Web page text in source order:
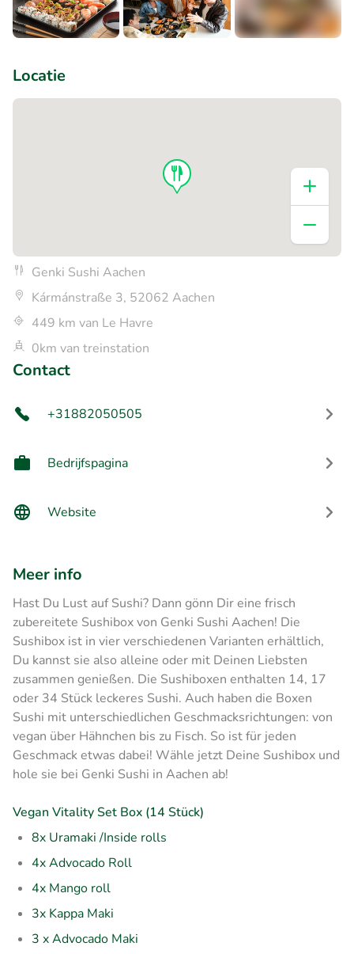
Locatie
Genki Sushi Aachen
Kármánstraße 3, 52062 Aachen
449 km van Le Havre
0km van treinstation
Contact
+31882050505
Bedrijfspagina
Website
Meer info
Hast Du Lust auf Sushi? Dann gönn Dir eine frisch
zubereitete Sushibox von Genki Sushi Aachen! Die
Sushibox ist in vier verschiedenen Varianten erhältlich,
Du kannst sie also alleine oder mit Deinen Liebsten
zusammen genießen. Die Sushiboxen enthalten 14, 17
oder 34 Stück leckeres Sushi. Auch haben die Boxen
Sushi mit unterschiedlichen Geschmacksrichtungen: von
vegan über Hähnchen bis zu Fisch. So ist für jeden
Geschmack etwas dabei! Wähle jetzt Deine Sushibox und
hole sie bei Genki Sushi in Aachen ab!
Vegan Vitality Set Box (14 Stück)
8x Uramaki /Inside rolls
4x Advocado Roll
4x Mango roll
3x Kappa Maki
3 x Advocado Maki